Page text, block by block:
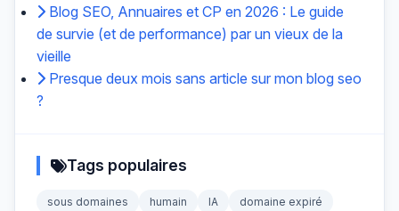
Blog SEO, Annuaires et CP en 2026 : Le guide
de survie (et de performance) par un vieux de la
vieille
Presque deux mois sans article sur mon blog seo
?
Tags populaires
sous domaines humain IA
domaine expiré